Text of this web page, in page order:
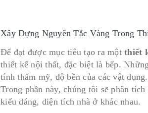
Xây Dựng Nguyên Tắc Vàng Trong
Để đạt được mục tiêu tạo ra một thiết
thiết kế nội thất, đặc biệt là bếp.
tính thẩm mỹ, độ bền của các vật dụng.
Trong phần này, chúng tôi sẽ phân
kiểu dáng, diện tích nhà ở khác nhau.